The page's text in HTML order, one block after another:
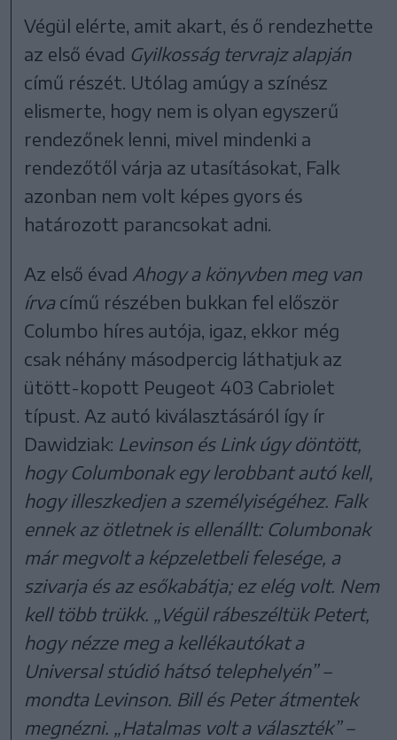
Végül elérte, amit akart, és ő rendezhette
az első évad Gyilkosság tervrajz alapján
című részét. Utólag amúgy a színész
elismerte, hogy nem is olyan egyszerű
rendezőnek lenni, mivel mindenki a
rendezőtől várja az utasításokat, Falk
azonban nem volt képes gyors és
határozott parancsokat adni.
Az első évad Ahogy a könyvben meg van
írvacímű részében bukkan fel először
Columbo híres autója, igaz, ekkor még
csak néhány másodpercig láthatjuk az
ütött-kopott Peugeot 403 Cabriolet
típust. Az autó kiválasztásáról így ír
Dawidziak: Levinson és Link úgy döntött,
hogy Columbonak egy lerobbant autó kell,
hogy illeszkedjen a személyiségéhez. Falk
ennek az ötletnek is ellenállt: Columbonak
már megvolt a képzeletbeli felesége, a
szivarja és az esőkabátja; ez elég volt. Nem
kell több trükk. „Végül rábeszéltük Petert,
hogy nézze meg a kellékautókat a
Universal stúdió hátsó telephelyén” –
mondta Levinson. Bill és Peter átmentek
megnézni. „Hatalmas volt a választék” –